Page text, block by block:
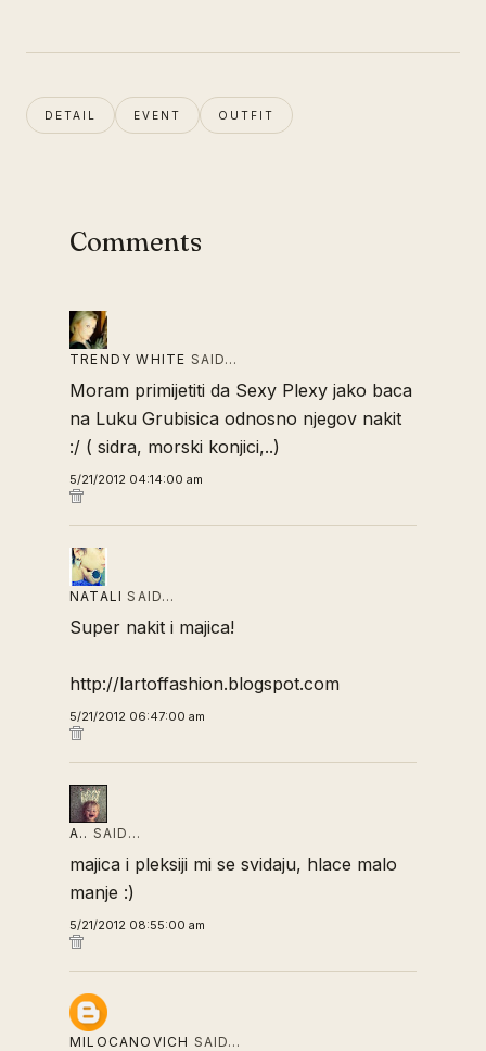
DETAIL EVENT OUTFIT
Comments
TRENDY WHITE SAID…
Moram primijetiti da Sexy Plexy jako baca
na Luku Grubisica odnosno njegov nakit
:/ ( sidra, morski konjici,..)
5/21/2012 04:14:00 am
NATALI SAID…
Super nakit i majica!
http://lartoffashion.blogspot.com
5/21/2012 06:47:00 am
A.. SAID…
majica i pleksiji mi se svidaju, hlace malo
manje :)
5/21/2012 08:55:00 am
MILOCANOVICH SAID…